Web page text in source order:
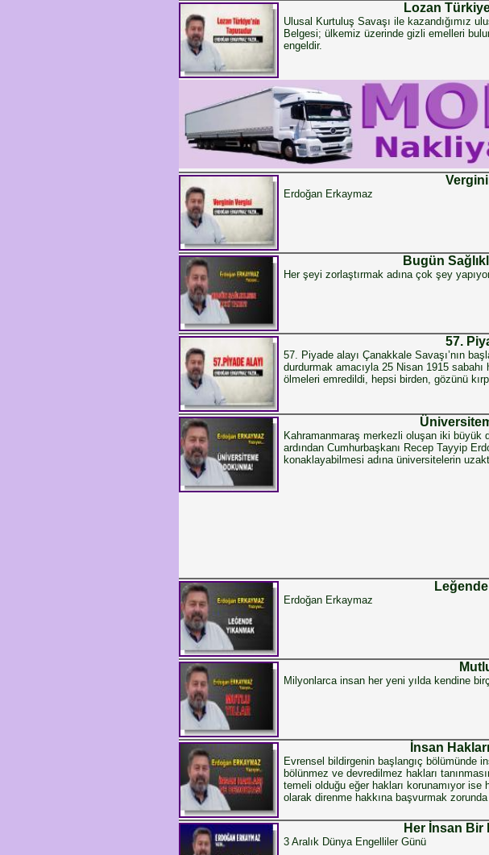
Lozan
Ulusal Kurtuluş Savaşı ile kazandığımız
Belgesi; ülkemiz üzerinde gizli emelleri
engeldir.
Erdoğan Erkaymaz
Bugün
Her şeyi zorlaştırmak adına çok şey
57.
57. Piyade alayı Çanakkale Savaşı’nın
durdurmak amacıyla 25 Nisan 1915 sabahı
ölmeleri emredildi, hepsi birden, gözünü
Kahramanmaraş merkezli oluşan iki büyük
ardından Cumhurbaşkanı Recep Tayyip
konaklayabilmesi adına üniversitelerin
Erdoğan Erkaymaz
Milyonlarca insan her yeni yılda kendine
İnsan
Evrensel bildirgenin başlangıç bölümünde
bölünmez ve devredilmez hakları
temeli olduğu eğer hakları korunamıyor
olarak direnme hakkına başvurmak
Her İnsan Bir
3 Aralık Dünya Engelliler Günü